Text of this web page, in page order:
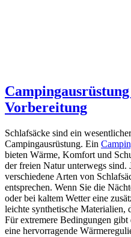
Vorbereitung
Schlafsäcke sind ein
Campingausrüstung. Ein
bieten Wärme, Komfort und
der freien Natur unterwegs sind.
verschiedene Arten von
entsprechen. Wenn Sie die
oder bei kaltem Wetter eine
leichte synthetische Materialien,
Für extremere Bedingungen
eine hervorragende